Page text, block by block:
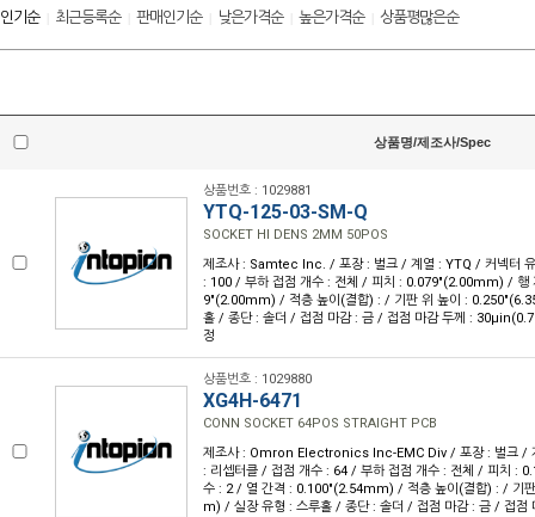
인기순| 최근등록순| 판매인기순| 낮은가격순| 높은가격순| 상품평많은순
상품명/제조사/Spec
상품번호 : 1029881
YTQ-125-03-SM-Q
SOCKET HI DENS 2MM 50POS
제조사 : Samtec Inc. / 포장 : 벌크 / 계열 : YTQ / 커넥터
: 100 / 부하 접점 개수 : 전체 / 피치 : 0.079"(2.00mm) / 행
9"(2.00mm) / 적층 높이(결합) : / 기판 위 높이 :
홀 / 종단 : 솔더 / 접점 마감 : 금 / 접점 마감 두께 :
정
상품번호 : 1029880
XG4H-6471
CONN SOCKET 64POS STRAIGHT PCB
제조사 : Omron Electronics Inc-EMC Div / 포장 : 벌크 /
: 리셉터클 / 접점 개수 : 64 / 부하 접점 개수 : 전체 / 피치 :
수 : 2 / 열 간격 : 0.100"(2.54mm) / 적층 높이(결합) : / 기
m) / 실장 유형 : 스루홀 / 종단 : 솔더 / 접점 마감 : 금 / 접